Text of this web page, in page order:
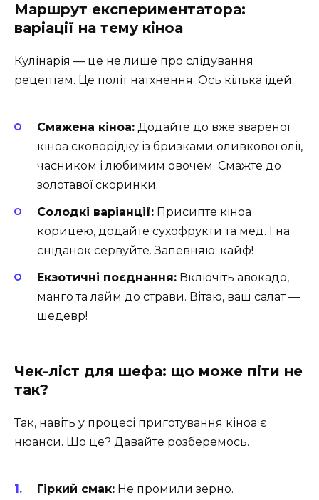
Маршрут експериментатора:
варіації на тему кіноа
Кулінарія — це не лише про слідування
рецептам. Це політ натхнення. Ось кілька ідей:
Смажена кіноа: Додайте до вже звареної
кіноа сковорідку із бризками оливкової олії,
часником і любимим овочем. Смажте до
золотавої скоринки.
Солодкі варіанції: Присипте кіноа
корицею, додайте сухофрукти та мед. І на
сніданок сервуйте. Запевняю: кайф!
Екзотичні поєднання: Включіть авокадо,
манго та лайм до страви. Вітаю, ваш салат —
шедевр!
Чек-ліст для шефа: що може піти не
так?
Так, навіть у процесі приготування кіноа є
нюанси. Що це? Давайте розберемось.
Гіркий смак: Не промили зерно. ​